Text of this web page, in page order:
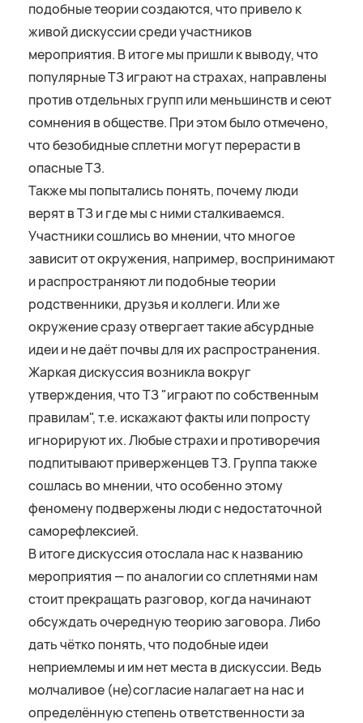
подобные теории создаются, что привело к
живой дискуссии среди участников
мероприятия. В итоге мы пришли к выводу, что
популярные ТЗ играют на страхах, направлены
против отдельных групп или меньшинств и сеют
сомнения в обществе. При этом было отмечено,
что безобидные сплетни могут перерасти в
опасные ТЗ.
Также мы попытались понять, почему люди
верят в ТЗ и где мы с ними сталкиваемся.
Участники сошлись во мнении, что многое
зависит от окружения, например, воспринимают
и распространяют ли подобные теории
родственники, друзья и коллеги. Или же
окружение сразу отвергает такие абсурдные
идеи и не даёт почвы для их распространения.
Жаркая дискуссия возникла вокруг
утверждения, что ТЗ "играют по собственным
правилам", т.е. искажают факты или попросту
игнорируют их. Любые страхи и противоречия
подпитывают приверженцев ТЗ. Группа также
сошлась во мнении, что особенно этому
феномену подвержены люди с недостаточной
саморефлексией.
В итоге дискуссия отослала нас к названию
мероприятия — по аналогии со сплетнями нам
стоит прекращать разговор, когда начинают
обсуждать очередную теорию заговора. Либо
дать чётко понять, что подобные идеи
неприемлемы и им нет места в дискуссии. Ведь
молчаливое (не)согласие налагает на нас и
определённую степень ответственности за